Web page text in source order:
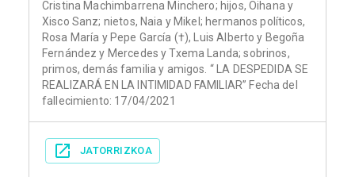
Cristina Machimbarrena Minchero; hijos, Oihana y
Xisco Sanz; nietos, Naia y Mikel; hermanos políticos,
Rosa María y Pepe García (†), Luis Alberto y Begoña
Fernández y Mercedes y Txema Landa; sobrinos,
primos, demás familia y amigos. “ LA DESPEDIDA SE
REALIZARÁ EN LA INTIMIDAD FAMILIAR” Fecha del
fallecimiento: 17/04/2021
JATORRIZKOA